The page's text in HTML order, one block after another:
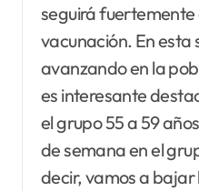
seguirá fuertemente
vacunación. En esta
avanzando en la
es interesante
el grupo 55 a 59
de semana en el
decir, vamos a bajar